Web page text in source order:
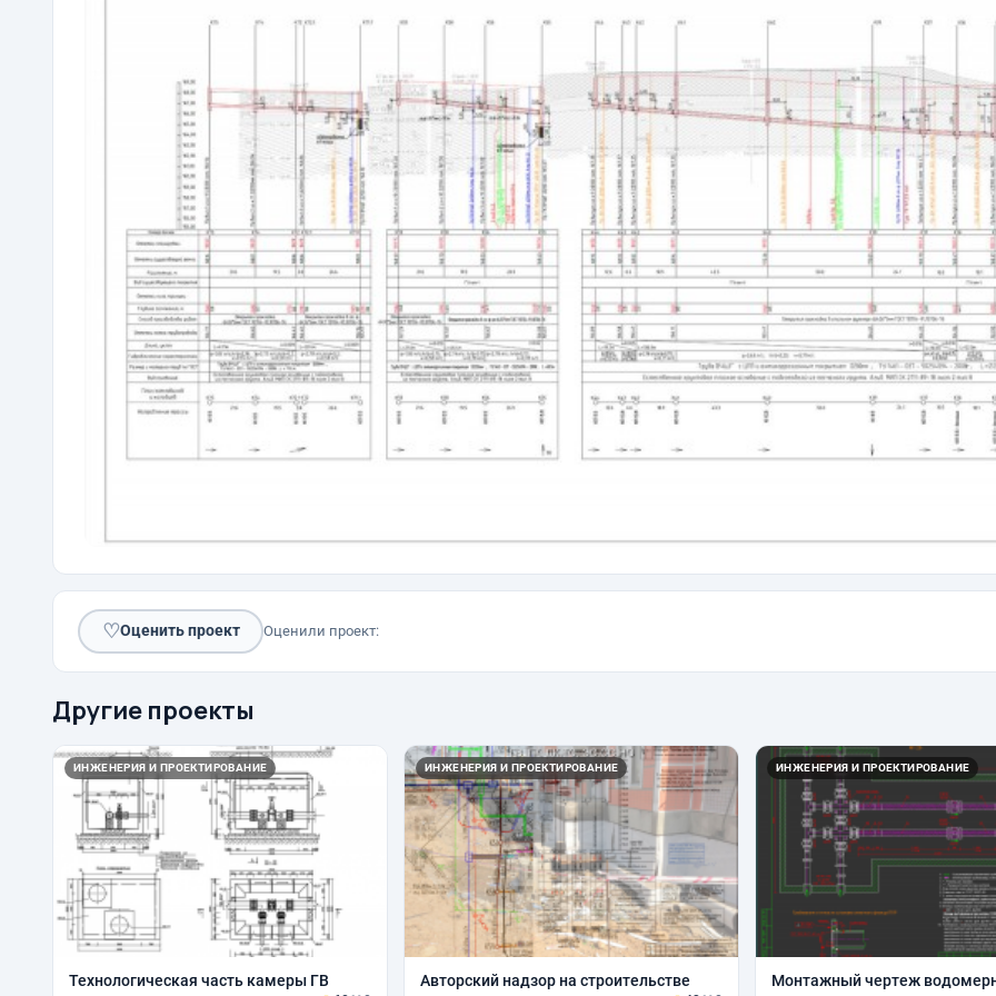
♡Оценить проект Оценили проект:
Другие проекты
ИНЖЕНЕРИЯ И ПРОЕКТИРОВАНИЕ
Технологическая часть камеры ГВ
ИНЖЕНЕРИЯ И ПРОЕКТИРОВАНИЕ
Авторский надзор на строительстве
ИНЖЕНЕРИЯ И ПРОЕКТИРОВАНИЕ
Монтажный чертеж